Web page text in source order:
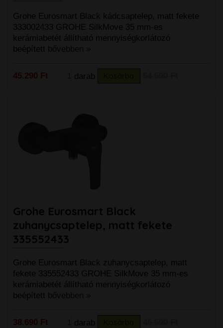
Grohe Eurosmart Black kádcsaptelep, matt fekete
333002433 GROHE SilkMove 35 mm-es
kerámiabetét állítható mennyiségkorlátozó
beépített bővebben »
45.290 Ft darab
Grohe Eurosmart Black
zuhanycsaptelep, matt fekete
335552433
Grohe Eurosmart Black zuhanycsaptelep, matt
fekete 335552433 GROHE SilkMove 35 mm-es
kerámiabetét állítható mennyiségkorlátozó
beépített bővebben »
38.690 Ft darab